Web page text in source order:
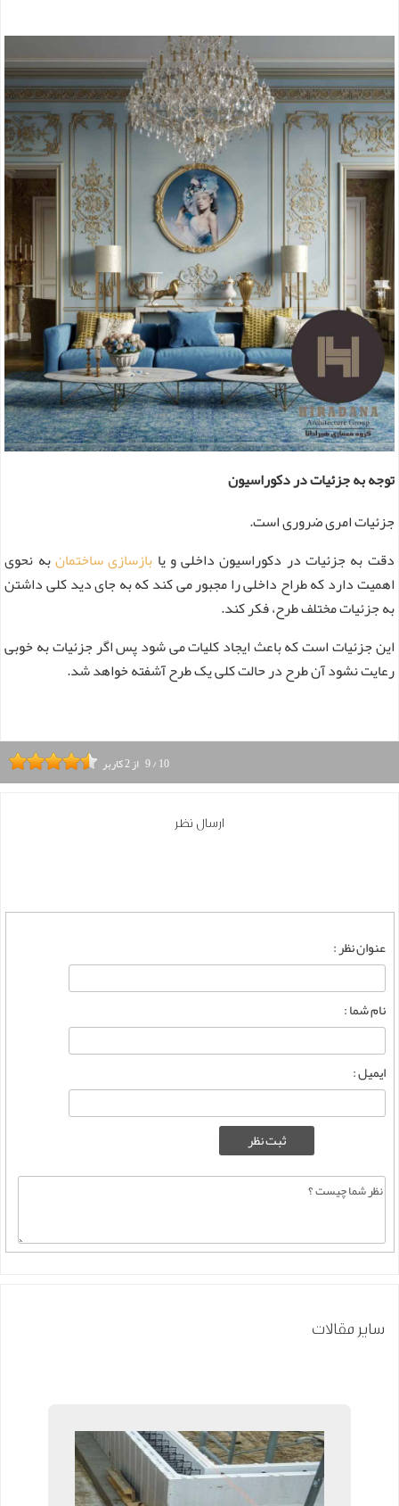
توجه به جزئیات در دکوراسیون
جزئیات امری ضروری است.
دقت به جزئیات در دکوراسیون داخلی و یا بازسازی ساختمانبه نحوی
اهمیت دارد که طراح داخلی را مجبور می کند که به جای دید کلی داشتن
به جزئیات مختلف طرح، فکر کند.
این جزئیات است که باعث ایجاد کلیات می شود پس اگر جزئیات به خوبی
رعایت نشود آن طرح در حالت کلی یک طرح آشفته خواهد شد.
9/10 از2کاربر
ارسال نظر
عنوان نظر :
نام شما :
ایمیل :
سایر مقالات